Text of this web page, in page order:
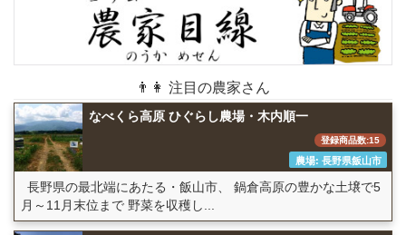
👨👩 注目の農家さん
なべくら高原 ひぐらし農場・木内順一
登録商品数:15
農場: 長野県飯山市
長野県の最北端にあたる・飯山市、 鍋倉高原の豊かな土壌で5
月～11月末位まで 野菜を収穫し...